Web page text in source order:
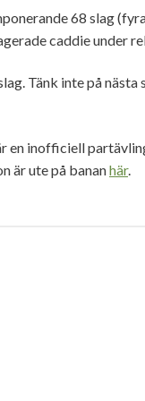
68 slag
caddie under
Tänk inte på nästa
en inofficiell
är ute på bananhär.